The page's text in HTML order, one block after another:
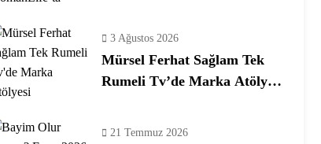
3 Ağustos 2026
Mürsel Ferhat Sağlam Tek
Rumeli Tv’de Marka Atölyesi
21 Temmuz 2026